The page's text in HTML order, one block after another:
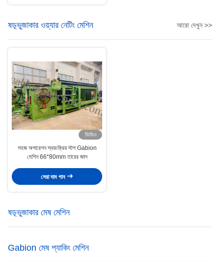
ষড়্ভুজাকার ওয়্যার নেটিং মেশিন আরো দেখুন >>
ভিডিও
সহজ অপারেশন স্বয়ংক্রিয় স্টপ Gabion
মেশিন 66*80mm তারের জাল
সেরা দাম পান
ষড়্ভুজাকার মেষ মেশিন
Gabion মেষ প্যাকিং মেশিন